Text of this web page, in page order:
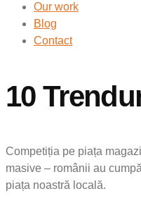
Our work
Blog
Contact
10
Competiția pe piața
masive – românii au
piața noastră locală.